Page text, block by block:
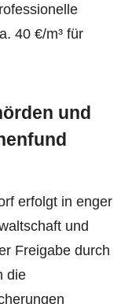
40 €/m³ für
und
erfolgt in enger
und
Freigabe durch
die